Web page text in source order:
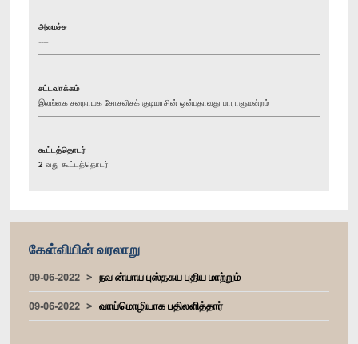
அமைச்சு
----
சட்டவாக்கம்
இலங்கை சனநாயக சோசலிசக் குடியரசின் ஒன்பதாவது பாராளுமன்றம்
கூட்டத்தொடர்
2 வது கூட்டத்தொடர்
கேள்வியின் வரலாறு
09-06-2022
நவ ன்யாய புஸ்தகய புதிய மாற்றும்
09-06-2022
வாய்மொழியாக பதிலளித்தார்